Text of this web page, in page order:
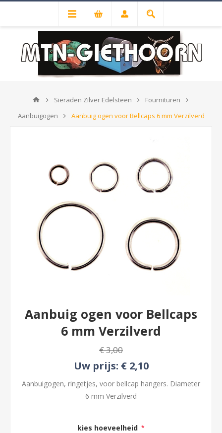
Sieraden Zilver Edelsteen
Fournituren
Aanbuigogen
Aanbuig ogen voor Bellcaps 6 mm Verzilverd
Aanbuig ogen voor Bellcaps
6 mm Verzilverd
€ 3,00
Uw prijs: € 2,10
Aanbuigogen, ringetjes, voor bellcap hangers. Diameter
6 mm Verzilverd
kies hoeveelheid *